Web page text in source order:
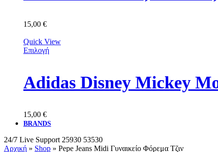
15,00 €
Quick View
Επιλογή
Adidas Disney Mickey
15,00 €
BRANDS
24/7 Live Support 25930 53530
Αρχική » Shop » Pepe Jeans Midi Γυναικείο Φόρεμα Τζιν